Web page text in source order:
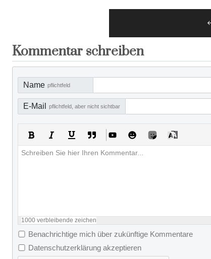
Kommentar schreiben
Name pflichtfeld
E-Mail pflichtfeld, aber nicht sichtbar
1000 verbleibende zeichen
Benachrichtige mich über zukünftige Kommentare
Datenschutzerklärung akzeptieren